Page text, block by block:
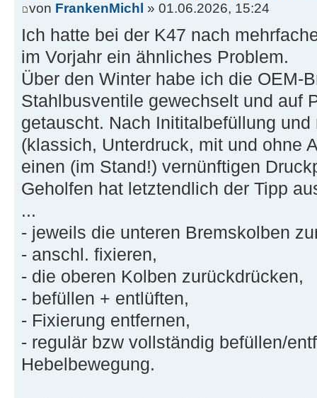
von FrankenMichl » 01.06.2026, 15:24
Ich hatte bei der K47 nach
im Vorjahr ein ähnliches Problem.
Über den Winter habe ich die OEM-
Stahlbusventile gewechselt und auf
getauscht. Nach Inititalbefüllung
(klassich, Unterdruck, mit und ohne
einen (im Stand!) vernünftigen
Geholfen hat letztendlich der Tipp
...
- jeweils die unteren Bremskolben
- anschl. fixieren,
- die oberen Kolben zurückdrücken,
- befüllen + entlüften,
- Fixierung entfernen,
- regulär bzw vollständig befüllen/
Hebelbewegung.